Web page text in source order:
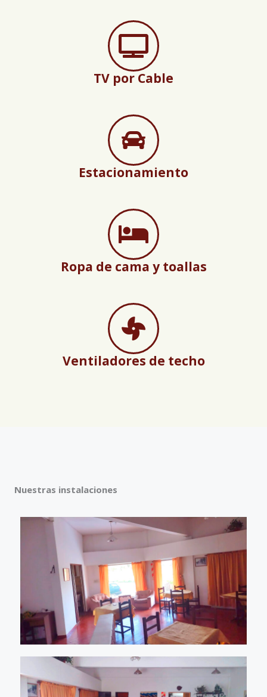
TV por Cable
Estacionamiento
Ropa de cama y toallas
Ventiladores de techo
Nuestras instalaciones